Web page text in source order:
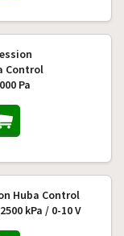
Control
Pa
Huba Control
kPa / 0-10 V